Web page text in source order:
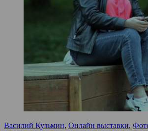
Василий Кузьмин, Онлайн выставки,